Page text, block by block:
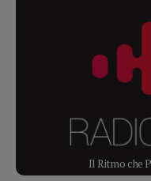
Il Ritmo che